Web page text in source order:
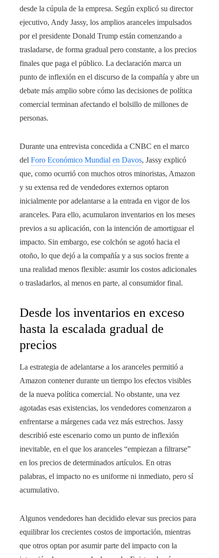
desde la cúpula de la empresa. Según explicó su director
ejecutivo, Andy Jassy, los amplios aranceles impulsados
por el presidente Donald Trump están comenzando a
trasladarse, de forma gradual pero constante, a los precios
finales que paga el público. La declaración marca un
punto de inflexión en el discurso de la compañía y abre un
debate más amplio sobre cómo las decisiones de política
comercial terminan afectando el bolsillo de millones de
personas.
Durante una entrevista concedida a CNBC en el marco
del Foro Económico Mundial en Davos, Jassy explicó
que, como ocurrió con muchos otros minoristas, Amazon
y su extensa red de vendedores externos optaron
inicialmente por adelantarse a la entrada en vigor de los
aranceles. Para ello, acumularon inventarios en los meses
previos a su aplicación, con la intención de amortiguar el
impacto. Sin embargo, ese colchón se agotó hacia el
otoño, lo que dejó a la compañía y a sus socios frente a
una realidad menos flexible: asumir los costos adicionales
o trasladarlos, al menos en parte, al consumidor final.
Desde los inventarios en exceso
hasta la escalada gradual de
precios
La estrategia de adelantarse a los aranceles permitió a
Amazon contener durante un tiempo los efectos visibles
de la nueva política comercial. No obstante, una vez
agotadas esas existencias, los vendedores comenzaron a
enfrentarse a márgenes cada vez más estrechos. Jassy
describió este escenario como un punto de inflexión
inevitable, en el que los aranceles “empiezan a filtrarse”
en los precios de determinados artículos. En otras
palabras, el impacto no es uniforme ni inmediato, pero sí
acumulativo.
Algunos vendedores han decidido elevar sus precios para
equilibrar los crecientes costos de importación, mientras
que otros optan por asumir parte del impacto con la